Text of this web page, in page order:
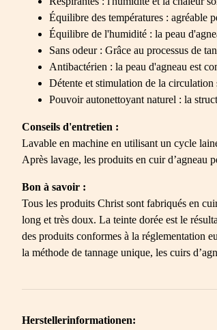
Équilibre des températures : agréable
Équilibre de l'humidité : la peau
Sans odeur : Grâce au processus de
Antibactérien : la peau d'agneau est
Détente et stimulation de la circulation
Pouvoir autonettoyant naturel : la
Conseils d'entretien :
Lavable en machine en utilisant un cycle
Après lavage, les produits en cuir d’agneau
Bon à savoir :
Tous les produits Christ sont fabriqués en
long et très doux. La teinte dorée est le
des produits conformes à la réglementation
la méthode de tannage unique, les cuirs
Herstellerinformationen: